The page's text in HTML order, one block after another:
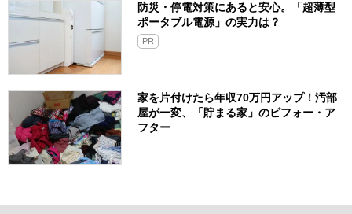
防災・停電対策にあると安心。「超薄型
ポータブル電源」の実力は？​
PR
家を片付けたら年収70万円アップ！汚部
屋が一変、「貯まる家」のビフォー・ア
フター